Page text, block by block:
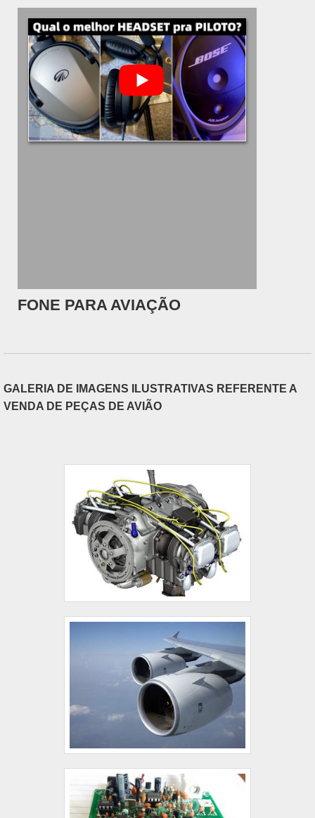
FONE PARA AVIAÇÃO
GALERIA DE IMAGENS ILUSTRATIVAS REFERENTE A
VENDA DE PEÇAS DE AVIÃO